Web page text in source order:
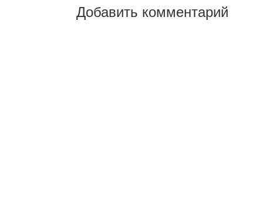
Добавить комментарий